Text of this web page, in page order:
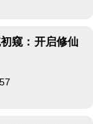
窥：开启修仙